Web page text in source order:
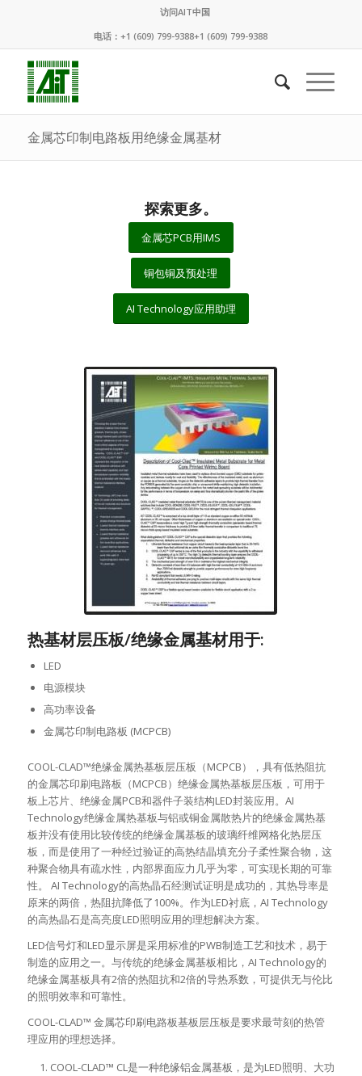
访问AIT中国
电话：+1 (609) 799-9388+1 (609) 799-9388
金属芯印制电路板用绝缘金属基材
探索更多。
金属芯PCB用IMS
铜包铜及预处理
AI Technology应用助理
热基材层压板/绝缘金属基材用于:
LED
电源模块
高功率设备
金属芯印制电路板 (MCPCB)
COOL-CLAD™绝缘金属热基板层压板（MCPCB），具有低热阻抗
的金属芯印刷电路板（MCPCB）绝缘金属热基板层压板，可用于
板上芯片、绝缘金属PCB和器件子装结构LED封装应用。AI
Technology绝缘金属热基板与铝或铜金属散热片的绝缘金属热基
板并没有使用比较传统的绝缘金属基板的玻璃纤维网格化热层压
板，而是使用了一种经过验证的高热结晶填充分子柔性聚合物，这
种聚合物具有疏水性，内部界面应力几乎为零，可实现长期的可靠
性。 AI Technology的高热晶石经测试证明是成功的，其热导率是
原来的两倍，热阻抗降低了100%。作为LED衬底，AI Technology
的高热晶石是高亮度LED照明应用的理想解决方案。
LED信号灯和LED显示屏是采用标准的PWB制造工艺和技术，易于
制造的应用之一。与传统的绝缘金属基板相比，AI Technology的
绝缘金属基板具有2倍的热阻抗和2倍的导热系数，可提供无与伦比
的照明效率和可靠性。
COOL-CLAD™ 金属芯印刷电路板基板层压板是要求最苛刻的热管
理应用的理想选择。
COOL-CLAD™ CL是一种绝缘铝金属基板，是为LED照明、大功